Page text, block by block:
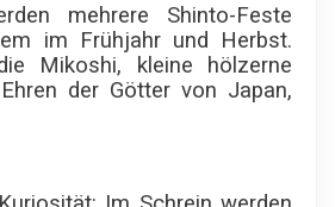
mehrere Shinto-Feste
im Frühjahr und Herbst.
Mikoshi, kleine hölzerne
der Götter von Japan,